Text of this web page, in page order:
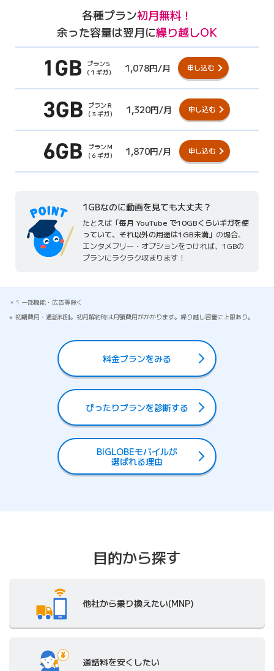
各種プラン初月無料！
余った容量は翌月に繰り越しOK
プランＳ
（１ギガ）
1,078円/月 申し込む
プランＲ
（３ギガ）
1,320円/月 申し込む
プランＭ
（６ギガ）
1,870円/月 申し込む
1GBなのに動画を見ても大丈夫？
たとえば「毎月 YouTube で10GBくらいギガを使
っていて、それ以外の用途は1GB未満」 の場合、
エンタメフリー・オプションをつければ、1GBの
プランにラクラク収まります！
1 一部機能・広告等除く
初期費用・通話料別。初月解約時は月額費用がかかります。繰り越し容量に上限あり。
料金プランをみる
ぴったりプランを診断する
BIGLOBEモバイルが
選ばれる理由
目的から探す
他社から乗り換えたい(MNP)
通話料を安くしたい